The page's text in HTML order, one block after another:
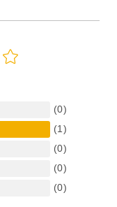
(0)
(1)
(0)
(0)
(0)